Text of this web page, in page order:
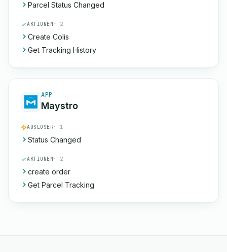
Parcel Status Changed
AKTIONEN · 2
Create Colis
Get Tracking History
APP
Maystro
AUSLÖSER· 1
Status Changed
AKTIONEN · 2
create order
Get Parcel Tracking